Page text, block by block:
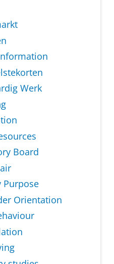
Werk
Board
Purpose
Orientation